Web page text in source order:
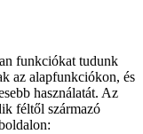
funkciókat tudunk
az alapfunkciókon, és
használatát. Az
féltől származó